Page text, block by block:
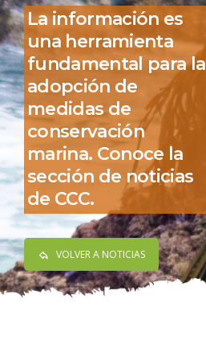
La información es
una herramienta
fundamental para la
adopción de
medidas de
conservación
marina. Conoce la
sección de noticias
de CCC.
VOLVER A NOTICIAS